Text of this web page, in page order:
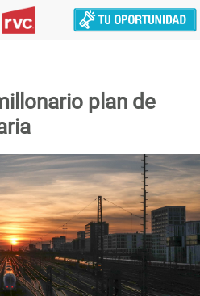
plan de